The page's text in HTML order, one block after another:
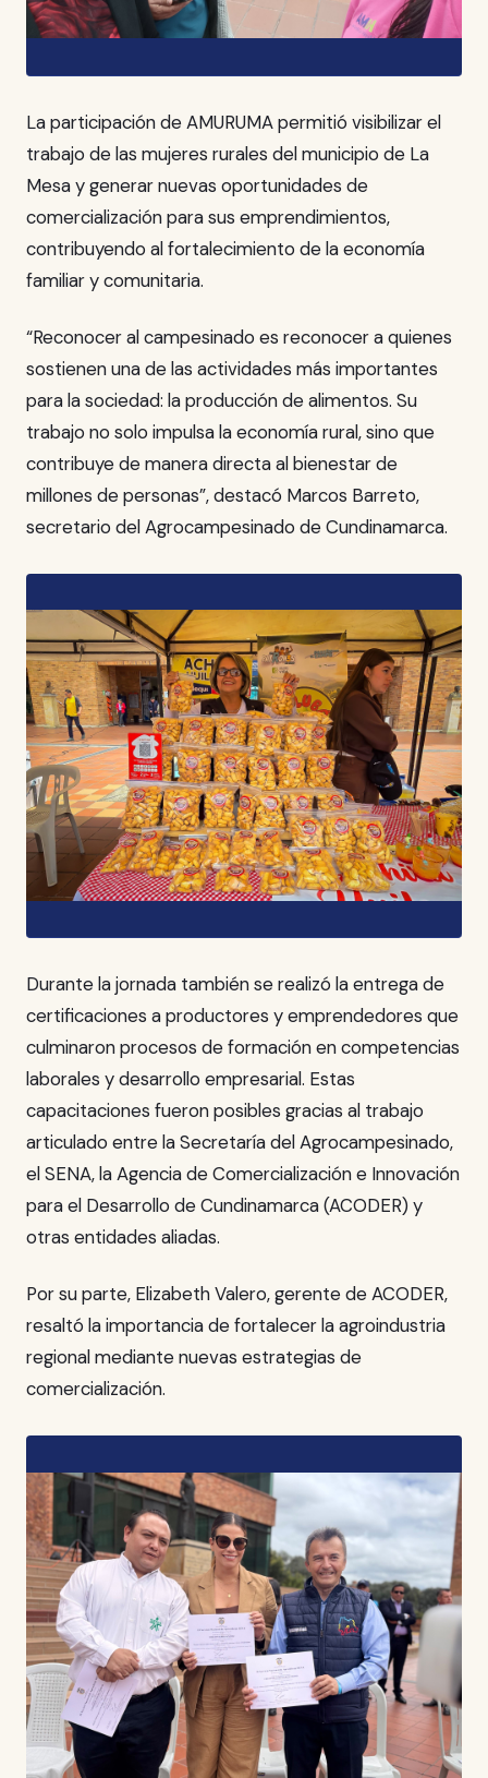
La participación de AMURUMA permitió visibilizar el
trabajo de las mujeres rurales del municipio de La
Mesa y generar nuevas oportunidades de
comercialización para sus emprendimientos,
contribuyendo al fortalecimiento de la economía
familiar y comunitaria.
“Reconocer al campesinado es reconocer a quienes
sostienen una de las actividades más importantes
para la sociedad: la producción de alimentos. Su
trabajo no solo impulsa la economía rural, sino que
contribuye de manera directa al bienestar de
millones de personas”, destacó Marcos Barreto,
secretario del Agrocampesinado de Cundinamarca.
Durante la jornada también se realizó la entrega de
certificaciones a productores y emprendedores que
culminaron procesos de formación en competencias
laborales y desarrollo empresarial. Estas
capacitaciones fueron posibles gracias al trabajo
articulado entre la Secretaría del Agrocampesinado,
el SENA, la Agencia de Comercialización e Innovación
para el Desarrollo de Cundinamarca (ACODER) y
otras entidades aliadas.
Por su parte, Elizabeth Valero, gerente de ACODER,
resaltó la importancia de fortalecer la agroindustria
regional mediante nuevas estrategias de
comercialización.